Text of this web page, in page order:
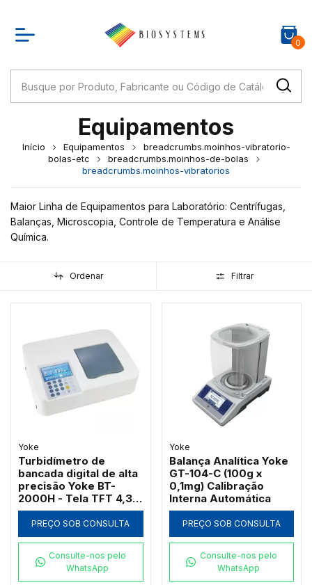
0
Equipamentos
Início Equipamentos
breadcrumbs.moinhos-vibratorio-
bolas-etc
breadcrumbs.moinhos-de-bolas
breadcrumbs.moinhos-vibratorios
Maior Linha de Equipamentos para Laboratório: Centrífugas,
Balanças, Microscopia, Controle de Temperatura e Análise
Química.
Ordenar Filtrar
Yoke
Turbidímetro de
bancada digital de alta
precisão Yoke BT-
2000H - Tela TFT 4,3",
4 faixas até 4000 NTU
e saída USB
PREÇO SOB CONSULTA
Consulte-nos pelo
WhatsApp
Yoke
Balança Analítica Yoke
GT-104-C (100g x
0,1mg) Calibração
Interna Automática
PREÇO SOB CONSULTA
Consulte-nos pelo
WhatsApp